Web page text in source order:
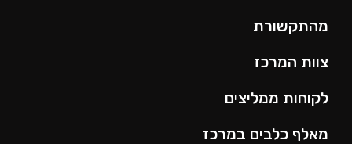
מהתקשורת
צוות המרכז
לקוחות ממליצים
מאלף כלבים במרכז